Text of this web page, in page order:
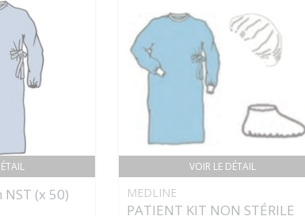
(x 50)
VOIR LE DÉTAIL
MEDLINE
PATIENT KIT NON STÉRILE